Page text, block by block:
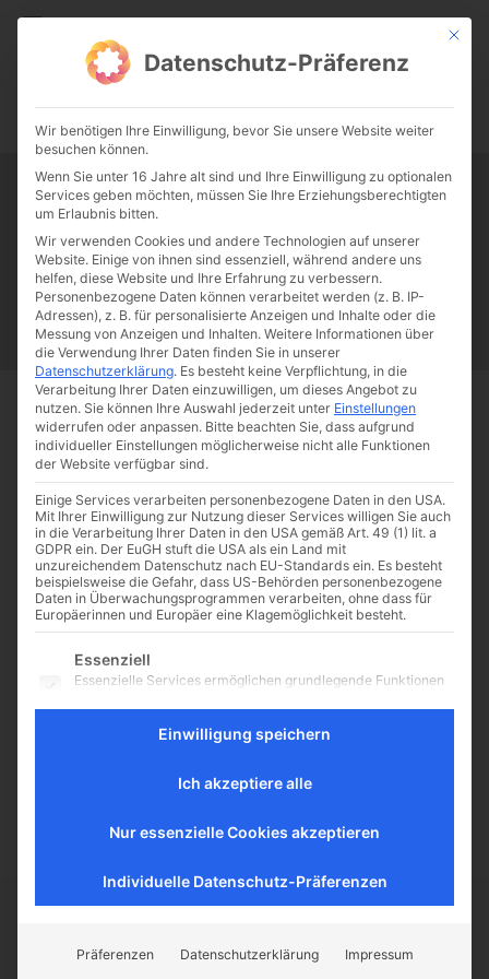
CATHWALK.DE
0:00 -:--
Tag:Nizza
Papst Franziskus Ehe Sex Liebe Familie
Katholizismus
Franziskus
50 Jahre Humanae vitae Katholische Kirche
Terror vor der Haustüre:
wie umgehen mit dem
Horror in den Nachrichten?
Paris, Nizza, Würzburg, München,
Ansbach: man kommt kaum mehr
Schreckensmeldungen und auch
liegend. Wie kann man mit...
Start Schlagworte Nizza
CATHWALK.DE
Mit
Datenschutz-Präferenz
Wir benötigen Ihre Einwilligung, bevor Sie unsere Website weiter
besuchen können.
Wenn Sie unter 16 Jahre alt sind und Ihre Einwilligung zu optionalen
Services geben möchten, müssen Sie Ihre Erziehungsberechtigten
um Erlaubnis bitten.
Wir verwenden Cookies und andere Technologien auf unserer
Website. Einige von ihnen sind essenziell, während andere uns
helfen, diese Website und Ihre Erfahrung zu verbessern.
Personenbezogene Daten können verarbeitet werden (z. B. IP-
Adressen), z. B. für personalisierte Anzeigen und Inhalte oder die
Messung von Anzeigen und Inhalten. Weitere Informationen über
die Verwendung Ihrer Daten finden Sie in unserer
Datenschutzerklärung. Es besteht keine Verpflichtung, in die
Verarbeitung Ihrer Daten einzuwilligen, um dieses Angebot zu
nutzen. Sie können Ihre Auswahl jederzeit unter Einstellungen
widerrufen oder anpassen. Bitte beachten Sie, dass aufgrund
individueller Einstellungen möglicherweise nicht alle Funktionen
der Website verfügbar sind.
Einige Services verarbeiten personenbezogene Daten in den USA.
Mit Ihrer Einwilligung zur Nutzung dieser Services willigen Sie auch
in die Verarbeitung Ihrer Daten in den USA gemäß Art. 49 (1) lit. a
GDPR ein. Der EuGH stuft die USA als ein Land mit
unzureichendem Datenschutz nach EU-Standards ein. Es besteht
beispielsweise die Gefahr, dass US-Behörden personenbezogene
Daten in Überwachungsprogrammen verarbeiten, ohne dass für
Europäerinnen und Europäer eine Klagemöglichkeit besteht.
Es folgt eine Liste der Service-Gruppen, für die eine
Essenziell
Essenzielle Services ermöglichen grundlegende Funktionen
Aufschluss darüber geben, wie unsere Besucher mit unserer
Externe Medien
werden standardmäßig blockiert. Wenn externe Services
Einwilligung speichern
Ich akzeptiere alle
Nur essenzielle Cookies akzeptieren
Individuelle Datenschutz-Präferenzen
Präferenzen Datenschutzerklärung Impressum